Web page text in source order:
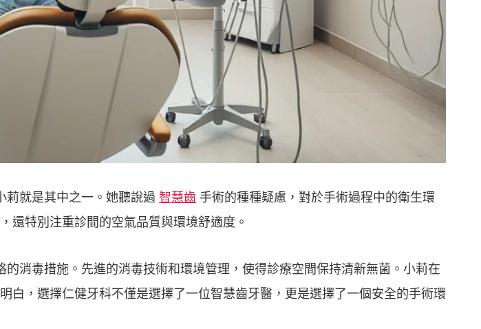
莉就是其中之一。她聽說過 智慧齒 手術的種種疑慮，對於手術過程中的衛生環
還特別注重診間的空氣品質與環境舒適度。
消毒措施。先進的消毒技術和環境管理，使得診療空間保持清新無菌。小莉在
，選擇仁健牙科不僅是選擇了一位智慧齒牙醫，更是選擇了一個安全的手術環